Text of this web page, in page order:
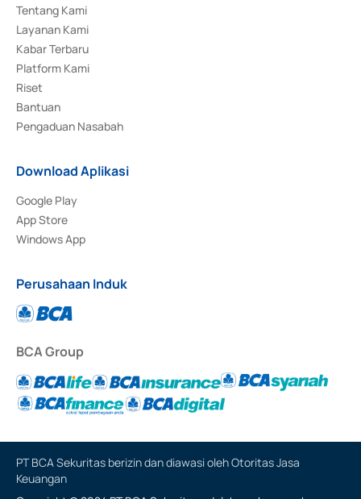
Tentang Kami
Layanan Kami
Kabar Terbaru
Platform Kami
Riset
Bantuan
Pengaduan Nasabah
Download Aplikasi
Google Play
App Store
Windows App
Perusahaan Induk
BCA Group
PT BCA Sekuritas berizin dan diawasi oleh Otoritas Jasa
Keuangan